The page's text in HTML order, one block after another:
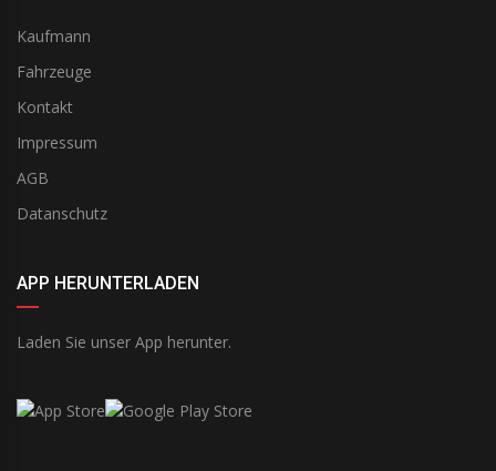
Kaufmann
Fahrzeuge
Kontakt
Impressum
AGB
Datanschutz
APP HERUNTERLADEN
Laden Sie unser App herunter.